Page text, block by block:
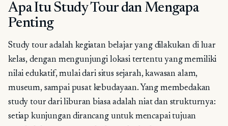
Apa Itu Study Tour dan Mengapa
Penting
Study tour adalah kegiatan belajar yang dilakukan di luar
kelas, dengan mengunjungi lokasi tertentu yang memiliki
nilai edukatif, mulai dari situs sejarah, kawasan alam,
museum, sampai pusat kebudayaan. Yang membedakan
study tour dari liburan biasa adalah niat dan strukturnya:
setiap kunjungan dirancang untuk mencapai tujuan